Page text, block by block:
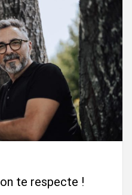
on te respecte !